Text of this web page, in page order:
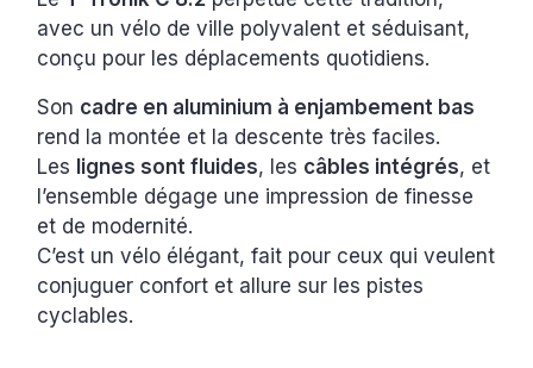
avec un vélo de ville polyvalent et séduisant,
conçu pour les déplacements quotidiens.
Son cadre en aluminium à enjambement bas
rend la montée et la descente très faciles.
Les lignes sont fluides, les câbles intégrés, et
l’ensemble dégage une impression de finesse
et de modernité.
C’est un vélo élégant, fait pour ceux qui veulent
conjuguer confort et allure sur les pistes
cyclables.